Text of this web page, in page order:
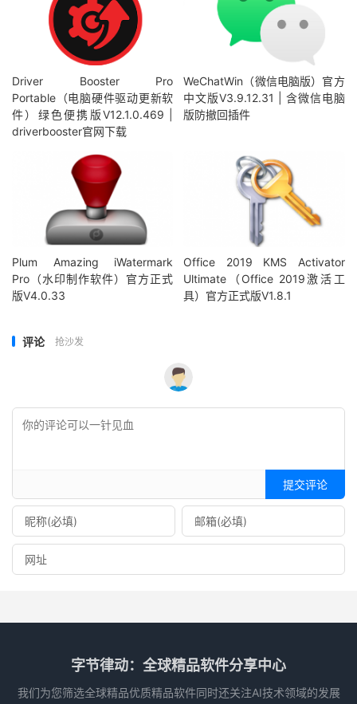
Driver Booster Pro
Portable（电脑硬件驱动更新软
件）绿色便携版V12.1.0.469 |
driverbooster官网下载
WeChatWin（微信电脑版）官方
中文版V3.9.12.31 | 含微信电脑
版防撤回插件
Plum Amazing iWatermark
Pro（水印制作软件）官方正式
版V4.0.33
Office 2019 KMS Activator
Ultimate（Office 2019激活工
具）官方正式版V1.8.1
评论 抢沙发
提交评论
字节律动：全球精品软件分享中心
我们为您筛选全球精品优质精品软件同时还关注AI技术领域的发展